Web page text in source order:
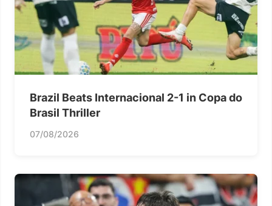
Brazil Beats Internacional 2-1 in Copa do
Brasil Thriller
07/08/2026